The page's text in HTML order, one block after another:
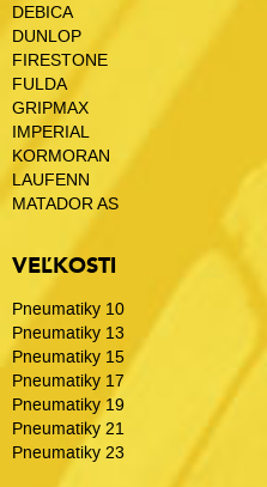
DEBICA
DUNLOP
FIRESTONE
FULDA
GRIPMAX
IMPERIAL
KORMORAN
LAUFENN
MATADOR AS
VEĽKOSTI
Pneumatiky 10
Pneumatiky 13
Pneumatiky 15
Pneumatiky 17
Pneumatiky 19
Pneumatiky 21
Pneumatiky 23